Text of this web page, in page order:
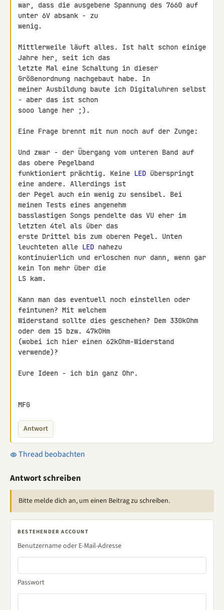
war, dass die ausgebene Spannung des 7660 auf
unter 6V absank - zu
wenig.
Mittlerweile läuft alles. Ist halt schon einige
Jahre her, seit ich das
letzte Mal eine Schaltung in dieser
Größenordnung nachgebaut habe. In
meiner Ausbildung baute ich Digitaluhren selbst
- aber das ist schon
sooo lange her ;).
Eine Frage brennt mit nun noch auf der Zunge:
Und zwar - der Übergang vom unteren Band auf
das obere Pegelband
funktioniert prächtig. Keine LED überspringt
eine andere. Allerdings ist
der Pegel auch ein wenig zu sensibel. Bei
meinen Tests eines angenehm
basslastigen Songs pendelte das VU eher im
letzten 4tel als über das
erste Drittel bis zum oberen Pegel. Unten
leuchteten alle LED nahezu
kontinuierlich und erloschen nur dann, wenn gar
kein Ton mehr über die
LS kam.
Kann man das eventuell noch einstellen oder
feintunen? Mit welchem
Widerstand sollte dies geschehen? Dem 330kOhm
oder dem 15 bzw. 47kOHm
(wobei ich hier einen 62kOhm-Widerstand
verwende)?
Eure Ideen - ich bin ganz Ohr.
MFG
Antwort
Thread beobachten
Antwort schreiben
Bitte melde dich an, um einen Beitrag zu schreiben.
BESTEHENDER ACCOUNT
Benutzername oder E-Mail-Adresse
Passwort